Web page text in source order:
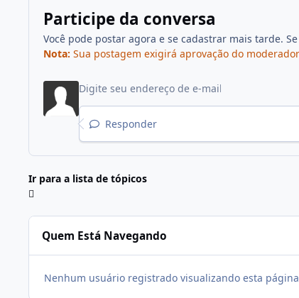
Participe da conversa
Você pode postar agora e se cadastrar mais tarde.
Nota: Sua postagem exigirá aprovação do
Responder
Ir para a lista de tópicos
Quem Está Navegando
Nenhum usuário registrado visualizando esta